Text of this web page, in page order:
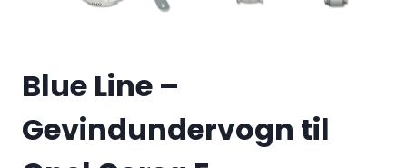
Blue Line –
Gevindundervogn til